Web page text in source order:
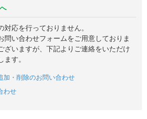
対応を行っておりません。
問い合わせフォームをご用意しておりま
ざいますが、下記よりご連絡をいただけ
ます。
加・削除のお問い合わせ
わせ